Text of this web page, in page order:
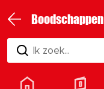
Boodschappen
Ik zoek...